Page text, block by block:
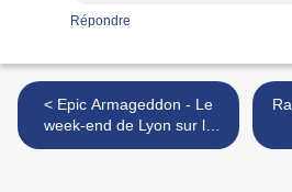
Répondre
< Epic Armageddon - Le
week-end de Lyon sur la
Tribune de Laïtus Prime!